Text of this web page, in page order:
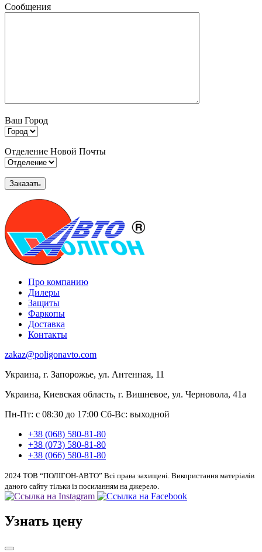
Сообщения
Ваш Город
Отделение Новой Почты
Про компанию
Дилеры
Защиты
Фаркопы
Доставка
Контакты
zakaz@poligonavto.com
Украина, г. Запорожье, ул. Антенная, 11
Украина, Киевская область, г. Вишневое, ул. Черновола, 41а
Пн-Пт: с 08:30 до 17:00 Сб-Вс: выходной
+38 (068) 580-81-80
+38 (073) 580-81-80
+38 (066) 580-81-80
2024 ТОВ “ПОЛІГОН-АВТО” Всі права захищені. Використання матеріалів
даного сайту тільки із посиланням на джерело.
Узнать цену